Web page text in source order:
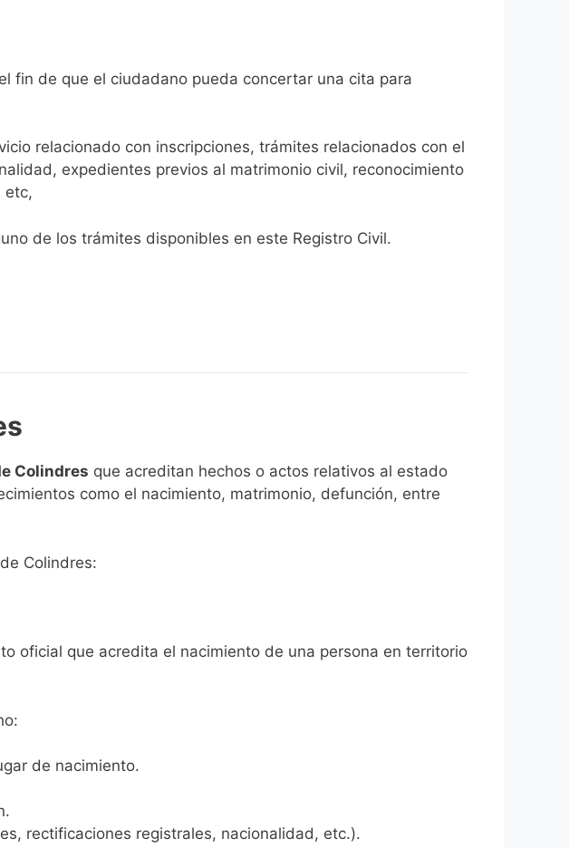
fin de que el ciudadano pueda concertar una cita para
relacionado con inscripciones, trámites relacionados con el
expedientes previos al matrimonio civil, reconocimiento
etc,
de los trámites disponibles en este Registro Civil.​
Colindres que acreditan hechos o actos relativos al estado
como el nacimiento, matrimonio, defunción, entre
Colindres:
oficial que acredita el nacimiento de una persona en territorio
de nacimiento.
rectificaciones registrales, nacionalidad, etc.).